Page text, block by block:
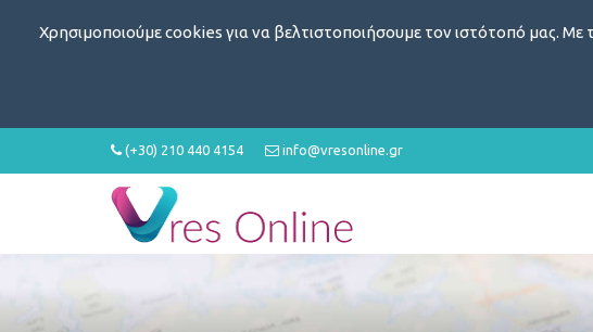
Χρησιμοποιούμε cookies για να βελτιστοποιήσουμε τον ιστότοπό μας.
(+30) 210 440 4154 info@vresonline.gr